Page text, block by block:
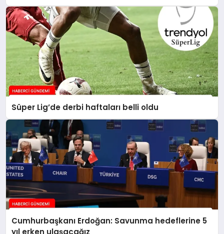
Süper Lig’de derbi haftaları belli oldu
Cumhurbaşkanı Erdoğan: Savunma hedeflerine 5
yıl erken ulaşacağız